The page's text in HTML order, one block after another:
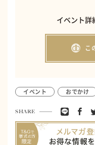
イベント詳
こ
イベント おでかけ
SHARE